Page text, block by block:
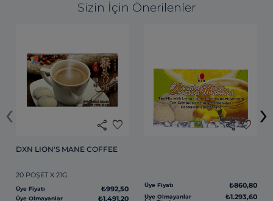
Sizin İçin Önerilenler
share favorite
DXN LION'S MANE COFFEE
20 POŞET X 21G
Üye Fiyatı ₺992,50
Üye Olmayanlar
₺1.491,20
share favorite
Üye Fiyatı ₺860,80
Üye Olmayanlar
₺1.293,60
‹ ›